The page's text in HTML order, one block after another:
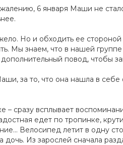
6 января Маши не
Но и обходить ее
Мы знаем, что в нашей
повод, чтобы
за то, что она нашла в
сразу всплывает
едет по тропинке,
Велосипед летит в одну
Из зарослей сначала